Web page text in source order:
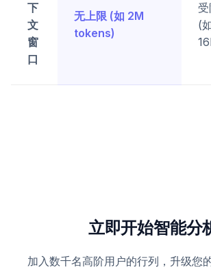
下
文
窗
口
无上限 (如 2M
tokens)
(
立即开始智能分
加入数千名高阶用户的行列，升级您